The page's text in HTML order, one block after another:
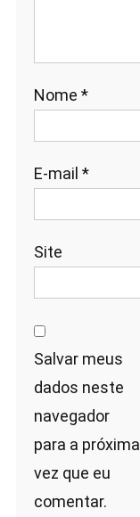
Nome *
E-mail *
Site
Salvar meus
dados neste
navegador
para a próxima
vez que eu
comentar.